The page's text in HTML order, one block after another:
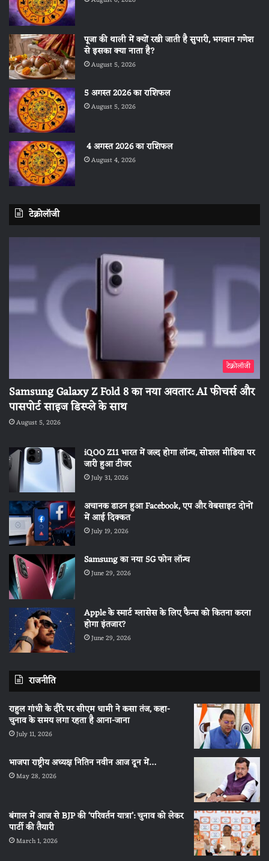
पूजा की थाली में क्यों रखी जाती है सुपारी, भगवान गणेश
से इसका क्या नाता है?
August 5, 2026
5 अगस्त 2026 का राशिफल
August 5, 2026
4 अगस्त 2026 का राशिफल
August 4, 2026
टेक्नोलॉजी
टेक्नोलॉजी
Samsung Galaxy Z Fold 8 का नया अवतार: AI फीचर्स और
पासपोर्ट साइज डिस्प्ले के साथ
August 5, 2026
iQOO Z11 भारत में जल्द होगा लॉन्च, सोशल मीडिया पर
जारी हुआ टीजर
July 31, 2026
अचानक डाउन हुआ Facebook, एप और वेबसाइट दोनों
में आई दिक्कत
July 19, 2026
Samsung का नया 5G फोन लॉन्च
June 29, 2026
Apple के स्मार्ट ग्लासेस के लिए फैन्स को कितना करना
होगा इंतजार?
June 29, 2026
राजनीति
राहुल गांधी के दौरे पर सीएम धामी ने कसा तंज, कहा-
चुनाव के समय लगा रहता है आना-जाना
July 11, 2026
भाजपा राष्ट्रीय अध्यक्ष नितिन नवीन आज दून में…
May 28, 2026
बंगाल में आज से BJP की ‘परिवर्तन यात्रा’: चुनाव को लेकर
पार्टी की तैयारी
March 1, 2026